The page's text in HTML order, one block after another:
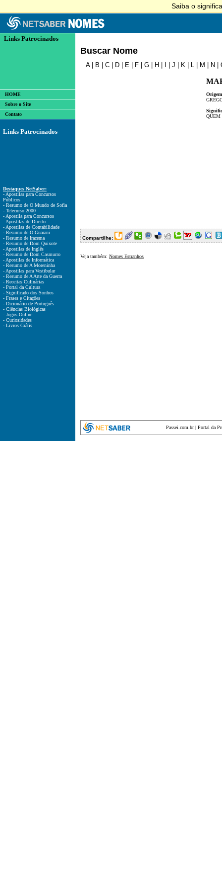
Links Patrocinados
HOME
Sobre o Site
Contato
Links Patrocinados
Destaques NetSaber:
- Apostilas para Concursos
Públicos
- Resumo de O Mundo de Sofia
- Telecurso 2000
- Apostila para Concursos
- Apostilas de Direito
- Apostilas de Contabilidade
- Resumo de O Guarani
- Resumo de Iracema
- Resumo de Dom Quixote
- Apostilas de Inglês
- Resumo de Dom Casmurro
- Apostilas de Informática
- Resumo de A Moreninha
- Apostilas para Vestibular
- Resumo de A Arte da Guerra
- Receitas Culinárias
- Portal da Cultura
- Significado dos Sonhos
- Frases e Citações
- Dicionário de Português
- Ciências Biológicas
- Jogos Online
- Curiosidades
- Livros Grátis
Buscar Nome
A| B C D E F G H J K L M N
Compartilhe:
Veja também: Nomes Estranhos
Passei.com.br| Portal da